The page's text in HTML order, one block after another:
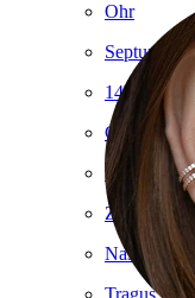
Ohr
Septum
14kt. Gold
Clip-on
Labret
Zunge
Nase